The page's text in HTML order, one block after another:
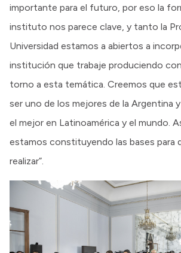
importante para el futuro, por eso la
instituto nos parece clave, y tanto la
Universidad estamos a abiertos a
institución que trabaje produciendo
torno a esta temática. Creemos que
ser uno de los mejores de la Argentina
el mejor en Latinoamérica y el mundo.
estamos constituyendo las bases para
realizar”.